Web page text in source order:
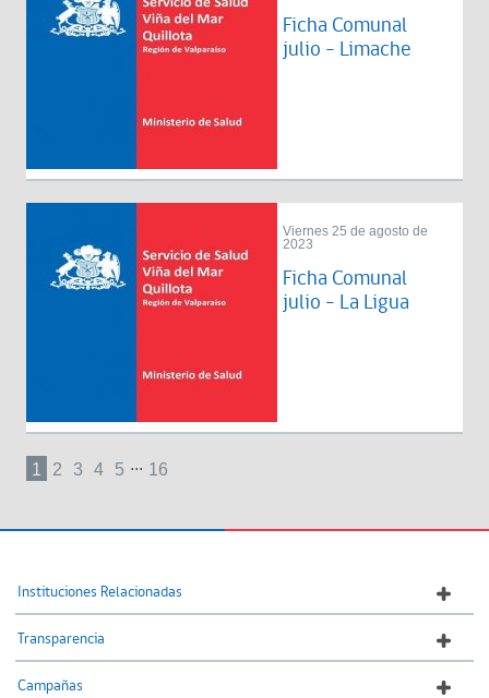
Ficha Comunal
julio - Limache
Viernes 25 de agosto de
2023
Ficha Comunal
julio - La Ligua
1 2 3 4 5 ... 16
Instituciones Relacionadas
Transparencia
Campañas